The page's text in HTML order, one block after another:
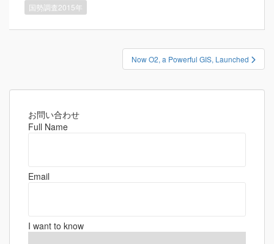
国勢調査2015年
ナ
Now O2, a Powerful GIS, Launched
お問い合わせ
Full Name
Email
I want to know